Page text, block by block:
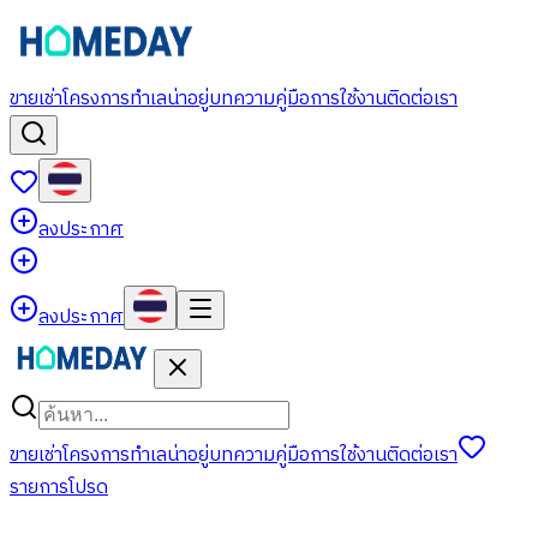
ขายเช่าโครงการทำเลน่าอยู่บทความคู่มือการใช้งานติดต่อเรา
ลงประกาศ
ลงประกาศ
ขายเช่าโครงการทำเลน่าอยู่บทความคู่มือการใช้งานติดต่อเรา
รายการโปรด